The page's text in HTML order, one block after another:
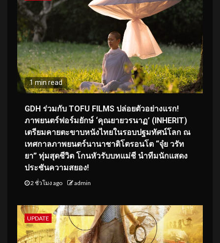
1 min read
GDH ร่วมกับ TOFU FILMS ปล่อยตัวอย่างแรก!
ภาพยนตร์ฟอร์มยักษ์ ‘คุณยายวรนาฏ’ (INHERIT)
เตรียมคายตะขาบหนังไทยในรอบปฐมทัศน์โลก ณ
เทศกาลภาพยนตร์นานาชาติโตรอนโต “จุ๋ย วรัท
ยา” ทุ่มสุดชีวิต โกนหัวรับบทแม่ชี นำทีมนักแสดง
ประชันความสยอง!
2 ชั่วโมง ago admin
UPDATE